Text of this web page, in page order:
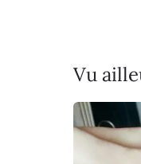
Vu